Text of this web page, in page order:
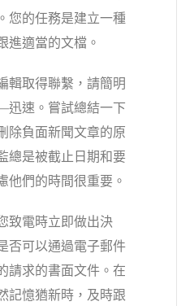
您的任務是建立一種
進適當的文檔。
輯取得聯繫，請簡明
速。嘗試總結一下
除負面新聞文章的原
總是被截止日期和要
他們的時間很重要。
致電時立即做出決
否可以通過電子郵件
請求的書面文件。在
記憶猶新時，及時跟